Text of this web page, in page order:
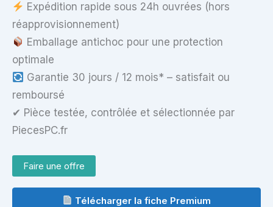
Expédition rapide sous 24h ouvrées (hors
réapprovisionnement)
Emballage antichoc pour une protection
optimale
Garantie 30 jours / 12 mois* – satisfait ou
remboursé
✔ Pièce testée, contrôlée et sélectionnée par
PiecesPC.fr
Faire une offre
Télécharger la fiche Premium